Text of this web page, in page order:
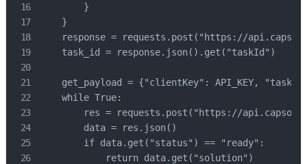
        }
    }
response = requests.post("https://
    task_id = response.json().get("taskId")
get_payload = {"clientKey": API_KEY,
    while True:
res = requests.post("https://
        data = res.json()
        if data.get("status") == "ready":
            return data.get("solution")